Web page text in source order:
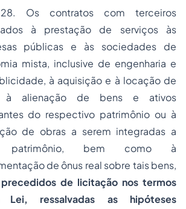
Os contratos com terceiros
à prestação de serviços às
públicas e às sociedades de
mista, inclusive de engenharia e
à aquisição e à locação de
à alienação de bens e ativos
do respectivo patrimônio ou à
de obras a serem integradas a
patrimônio, bem como à
de ônus real sobre tais bens,
de licitação nos termos
Lei, ressalvadas as hipóteses